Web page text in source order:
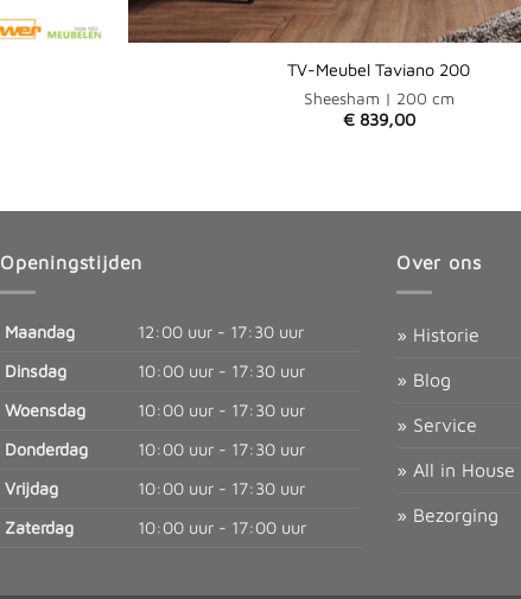
TV-Meubel Taviano 200
Sheesham | 200 cm
€839,00
Openingstijden
Maandag
12:00 uur - 17:30 uur
Dinsdag
10:00 uur - 17:30 uur
Woensdag
10:00 uur - 17:30 uur
Donderdag
10:00 uur - 17:30 uur
Vrijdag
10:00 uur - 17:30 uur
Zaterdag
10:00 uur - 17:00 uur
Over ons
» Historie
» Blog
» Service
» All in House
» Bezorging